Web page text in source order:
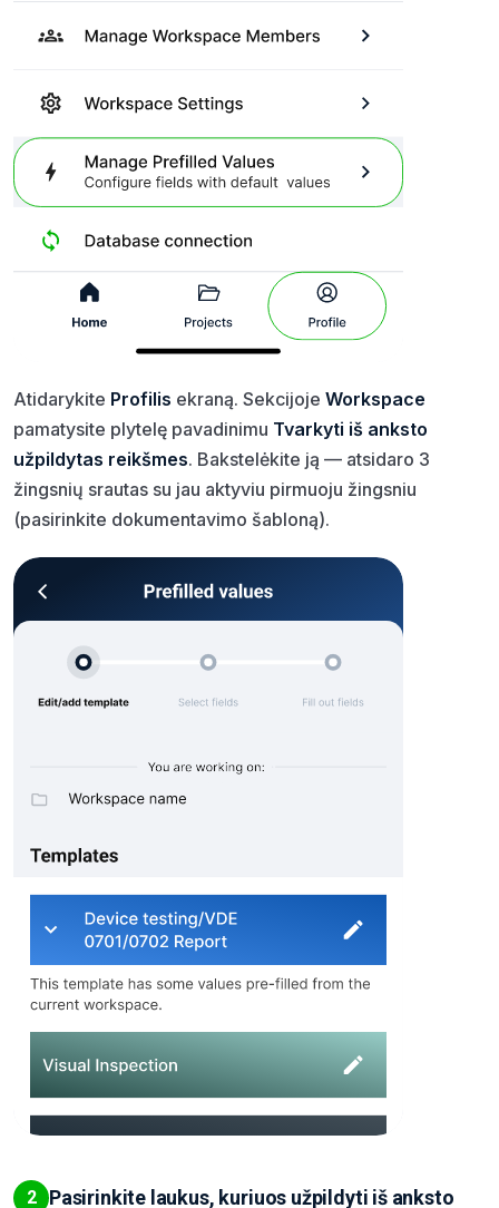
Atidarykite Profilis ekraną. Sekcijoje Workspace
pamatysite plytelę pavadinimu Tvarkyti iš anksto
užpildytas reikšmes. Bakstelėkite ją — atsidaro 3
žingsnių srautas su jau aktyviu pirmuoju žingsniu
(pasirinkite dokumentavimo šabloną).
2 Pasirinkite laukus, kuriuos užpildyti iš anksto